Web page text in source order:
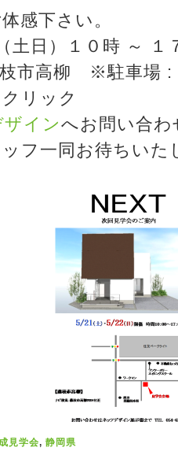
感下さい。
土日）１０時 ～ １
枝市高柳 ※駐車場 :
リック
インへお問い合
フ一同お待ちいた
見学会, 静岡県